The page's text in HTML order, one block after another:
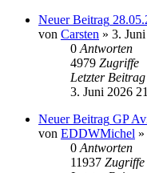
Neuer Beitrag
von Carsten » 3.
0 Antworten
4979 Zugriffe
Letzter Beitrag
3. Juni 2026
Neuer Beitrag GP
von EDDWMichel
0 Antworten
11937 Zugriffe